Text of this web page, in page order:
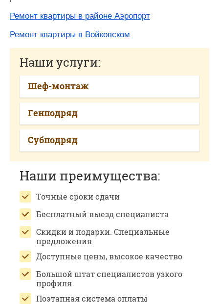
Ремонт квартиры в районе Аэропорт
Ремонт квартиры в Войковском
Наши услуги:
Шеф-монтаж
Генподряд
Субподряд
Наши преимущества:
Точные сроки сдачи
Бесплатный выезд специалиста
Скидки и подарки. Специальные
предложения
Доступные цены, высокое качество
Большой штат специалистов узкого
профиля
Поэтапная система оплаты